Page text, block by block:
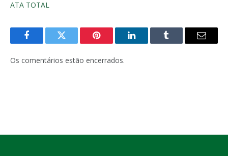
ATA TOTAL
FacebookTwitter Pinterest LinkedInTumblr
E-
Os comentários estão encerrados.